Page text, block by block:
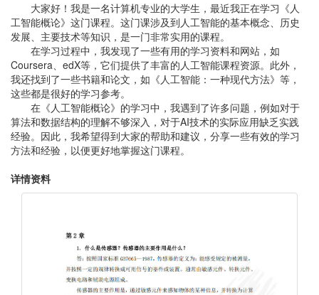
大家好！我是一名计算机专业的大学生，最近我正在学习《人
工智能概论》这门课程。这门课涉及到人工智能的基本概念、历史
发展、主要技术等知识，是一门非常实用的课程。
在学习过程中，我发现了一些有用的学习资料和网站，如
Coursera、edX等，它们提供了丰富的人工智能课程资源。此外，
我还找到了一些书籍和论文，如《人工智能：一种现代方法》等，
这些都是很好的学习参考。
在《人工智能概论》的学习中，我遇到了许多问题，例如对于
算法和数据结构的理解不够深入，对于AI技术的实际应用缺乏实践
经验。因此，我希望得到大家的帮助和建议，分享一些有效的学习
方法和经验，以便更好地掌握这门课程。
详情资料